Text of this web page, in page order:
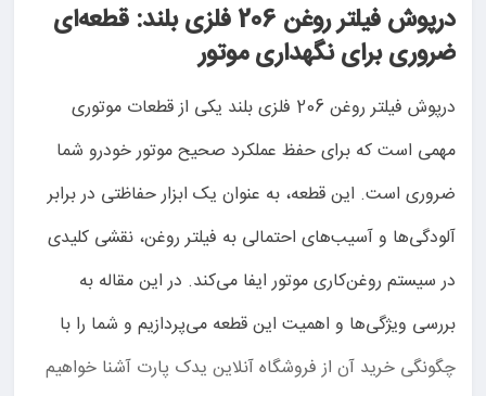
درپوش فیلتر روغن 206 فلزی بلند: قطعه‌ای
ضروری برای نگهداری موتور
درپوش فیلتر روغن 206 فلزی بلند یکی از قطعات موتوری
مهمی است که برای حفظ عملکرد صحیح موتور خودرو شما
ضروری است. این قطعه، به عنوان یک ابزار حفاظتی در برابر
آلودگی‌ها و آسیب‌های احتمالی به فیلتر روغن، نقشی کلیدی
در سیستم روغن‌کاری موتور ایفا می‌کند. در این مقاله به
بررسی ویژگی‌ها و اهمیت این قطعه می‌پردازیم و شما را با
چگونگی خرید آن از فروشگاه آنلاین یدک پارت آشنا خواهیم